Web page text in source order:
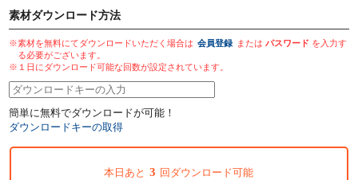
素材ダウンロード方法
※素材を無料にてダウンロードいただく場合は 会員登録 またはパスワード を入力す
る必要がございます。
※１日にダウンロード可能な回数が設定されています。
簡単に無料でダウンロードが可能！
ダウンロードキーの取得
本日あと 3 回ダウンロード可能